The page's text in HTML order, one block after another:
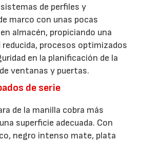
de perfiles y
marco con unas pocas
almacén, propiciando una
reducida, procesos optimizados
en la planificación de la
ventanas y puertas.
de serie
de la manilla cobra más
superficie adecuada. Con
negro intenso mate, plata